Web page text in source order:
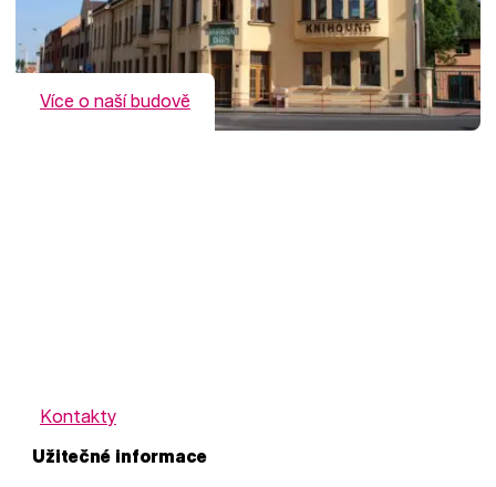
Více o naší budově
Kontakty
Užitečné informace